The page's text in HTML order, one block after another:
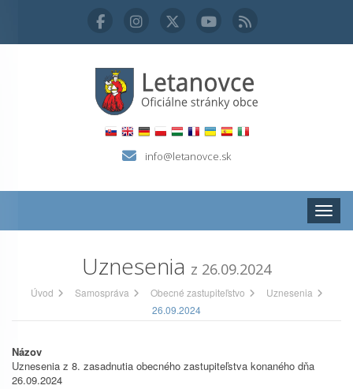
info@letanovce.sk
Uznesenia z 26.09.2024
Úvod Samospráva Obecné zastupiteľstvo
Uznesenia
26.09.2024
Názov
Uznesenia z 8. zasadnutia obecného zastupiteľstva konaného dňa
26.09.2024